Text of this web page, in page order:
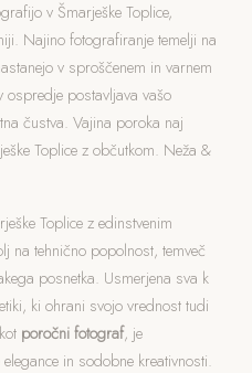
v Šmarješke Toplice,
Najino fotografiranje temelji na
v sproščenem in varnem
ospredje postavljava vašo
čustva. Vajina poroka naj
Toplice z občutkom. Neža &
Toplice z edinstvenim
na tehnično popolnost, temveč
posnetka. Usmerjena sva k
ki ohrani svojo vrednost tudi
poročni fotograf, je
in sodobne kreativnosti.